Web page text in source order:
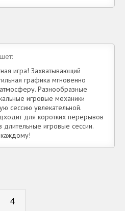
игра! Захватывающий
графика мгновенно
Разнообразные
игровые механики
сессию увлекательной.
для коротких перерывов
длительные игровые сессии.
4